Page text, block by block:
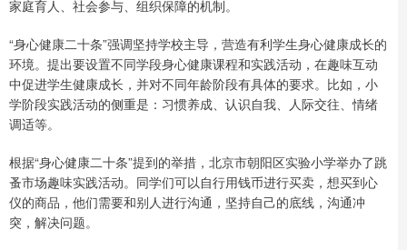
家庭育人、社会参与、组织保障的机制。
“身心健康二十条”强调坚持学校主导，营造有利学生身心健康成长的
环境。提出要设置不同学段身心健康课程和实践活动，在趣味互动
中促进学生健康成长，并对不同年龄阶段有具体的要求。比如，小
学阶段实践活动的侧重是：习惯养成、认识自我、人际交往、情绪
调适等。
根据“身心健康二十条”提到的举措，北京市朝阳区实验小学举办了跳
蚤市场趣味实践活动。同学们可以自行用钱币进行买卖，想买到心
仪的商品，他们需要和别人进行沟通，坚持自己的底线，沟通冲
突，解决问题。